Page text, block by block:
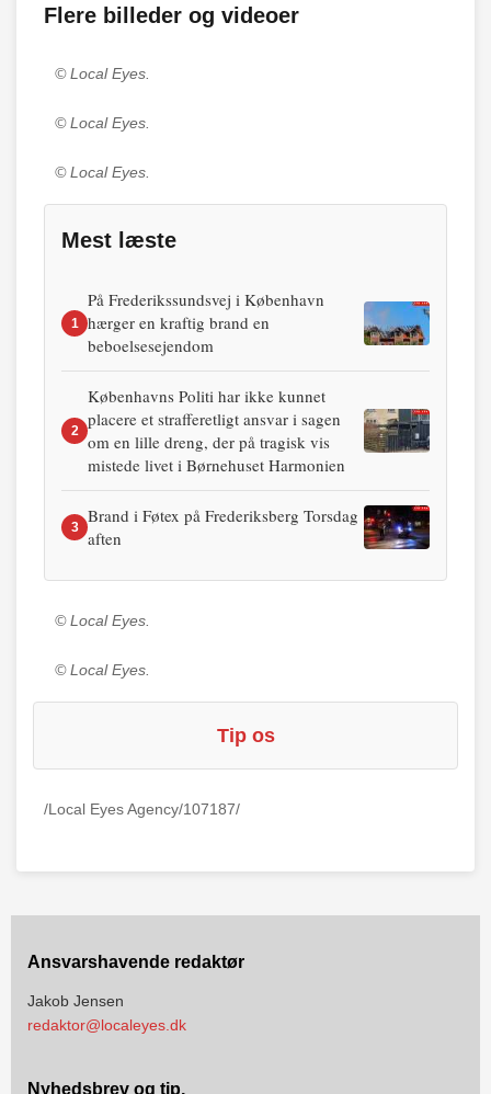
Flere billeder og videoer
© Local Eyes.
© Local Eyes.
© Local Eyes.
Mest læste
1
På Frederikssundsvej i København
hærger en kraftig brand en
beboelsesejendom
2
Københavns Politi har ikke kunnet
placere et strafferetligt ansvar i sagen
om en lille dreng, der på tragisk vis
mistede livet i Børnehuset Harmonien
3
Brand i Føtex på Frederiksberg Torsdag
aften
© Local Eyes.
© Local Eyes.
Tip os
/Local Eyes Agency/107187/
Ansvarshavende redaktør
Jakob Jensen
redaktor@localeyes.dk
Nyhedsbrev og tip,